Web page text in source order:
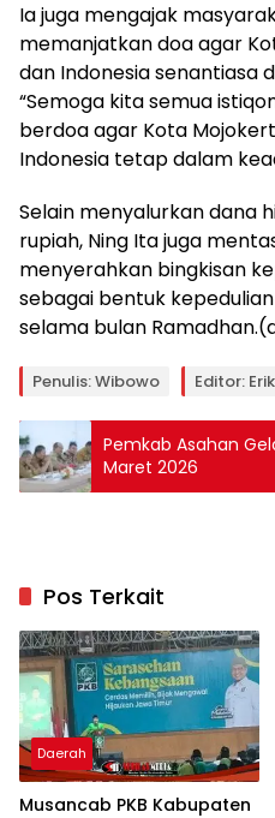
Ia juga mengajak
memanjatkan doa agar
dan Indonesia senantiasa
“Semoga kita semua
berdoa agar Kota
Indonesia tetap dalam
Selain menyalurkan dana
rupiah, Ning Ita juga
menyerahkan bingkisan
sebagai bentuk
selama bulan
Penulis: Wibowo Editor: Erik
Pemkab Asahan
Maret 2026
Pos Terkait
Daerah
Musancab PKB Kabupaten